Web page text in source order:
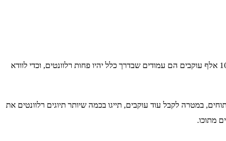
כדי להיות אושיית אינסטגרם אמיתית תצטרכו לוודא שכמות העוקבים שלכם היא מכובדת וגדולה ככל האפשר. עמודי אינסטגרם עם פחות מ-10 אלף עוקבים הם עמודים שבדרך כלל יהיו פחות רלוונטים, וכדי לוודא
במטרה לקבל עוד עוקבים, תייגו בכמה שיותר תיוגים רלוונטים את
מתוכו.